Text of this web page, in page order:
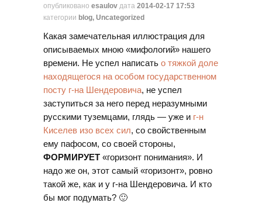
опубликовано esaulov дата 2014-02-17 17:53
категории blog, Uncategorized
Какая замечательная иллюстрация для
описываемых мною «мифологий» нашего
времени. Не успел написать о тяжкой доле
находящегося на особом государственном
посту г-на Шендеровича, не успел
заступиться за него перед неразумными
русскими туземцами, глядь — уже и г-н
Киселев изо всех сил, со свойственным
ему пафосом, со своей стороны,
ФОРМИРУЕТ «горизонт понимания». И
надо же он, этот самый «горизонт», ровно
такой же, как и у г-на Шендеровича. И кто
бы мог подумать? 🙂